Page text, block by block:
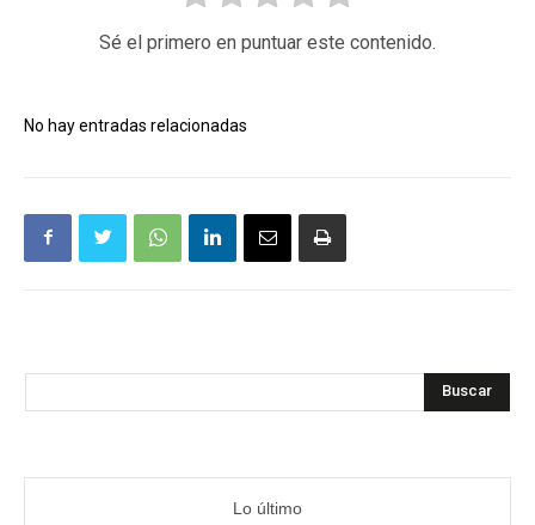
Sé el primero en puntuar este contenido.
No hay entradas relacionadas
Buscar
Lo último